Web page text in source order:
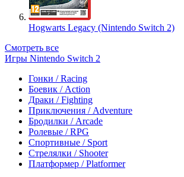
Hogwarts Legacy (Nintendo Switch 2)
Смотреть все
Игры Nintendo Switch 2
Гонки / Racing
Боевик / Action
Драки / Fighting
Приключения / Adventure
Бродилки / Arcade
Ролевые / RPG
Спортивные / Sport
Стрелялки / Shooter
Платформер / Platformer